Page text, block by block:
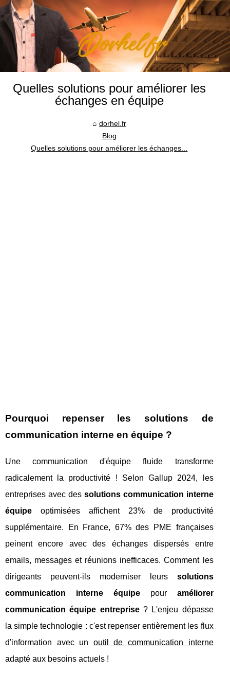
Quelles solutions pour améliorer les
échanges en équipe
dorhel.fr
Blog
Quelles solutions pour améliorer les échanges...
Pourquoi repenser les solutions de
communication interne en équipe ?
Une communication d'équipe fluide transforme
radicalement la productivité ! Selon Gallup 2024, les
entreprises avec des solutions communication interne
équipe optimisées affichent 23% de productivité
supplémentaire. En France, 67% des PME françaises
peinent encore avec des échanges dispersés entre
emails, messages et réunions inefficaces. Comment les
dirigeants peuvent-ils moderniser leurs solutions
communication interne équipepour améliorer
communication équipe entreprise? L'enjeu dépasse
la simple technologie : c'est repenser entièrement les flux
d'information avec un outil de communication interne
adapté aux besoins actuels !